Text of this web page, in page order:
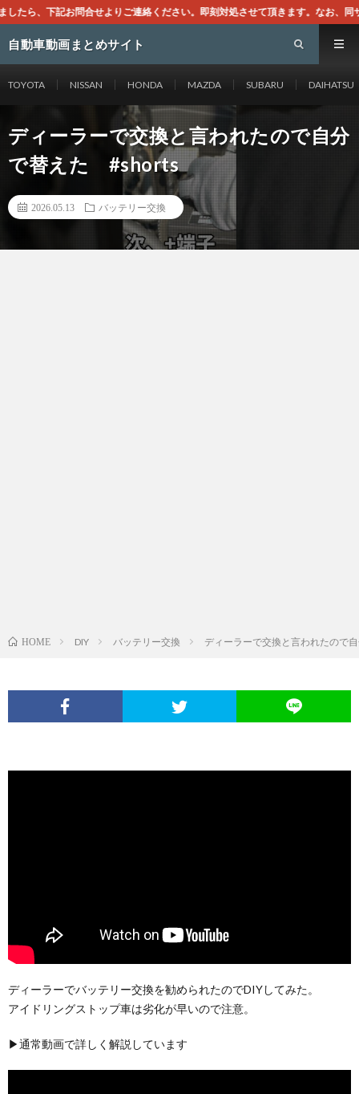
絡ください。即刻対処させて頂きます。なお、同サイトはGoogleアドセンス
自動車動画まとめサイト
TOYOTA NISSAN HONDA MAZDA SUBARU DAIHATSU
ディーラーで交換と言われたので自分
で替えた #shorts
2026.05.13 バッテリー交換
HOME DIY バッテリー交換 ディーラーで交換と言われたので
ディーラーでバッテリー交換を勧められたのでDIYしてみた。
アイドリングストップ車は劣化が早いので注意。
▶通常動画で詳しく解説しています